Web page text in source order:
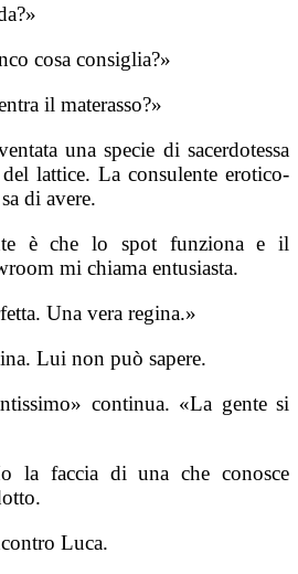
cosa consiglia?»
il materasso?»
una specie di sacerdotessa
lattice. La consulente erotico-
di avere.
è che lo spot funziona e il
mi chiama entusiasta.
Una vera regina.»
Lui non può sapere.
continua. «La gente si
la faccia di una che conosce
Luca.